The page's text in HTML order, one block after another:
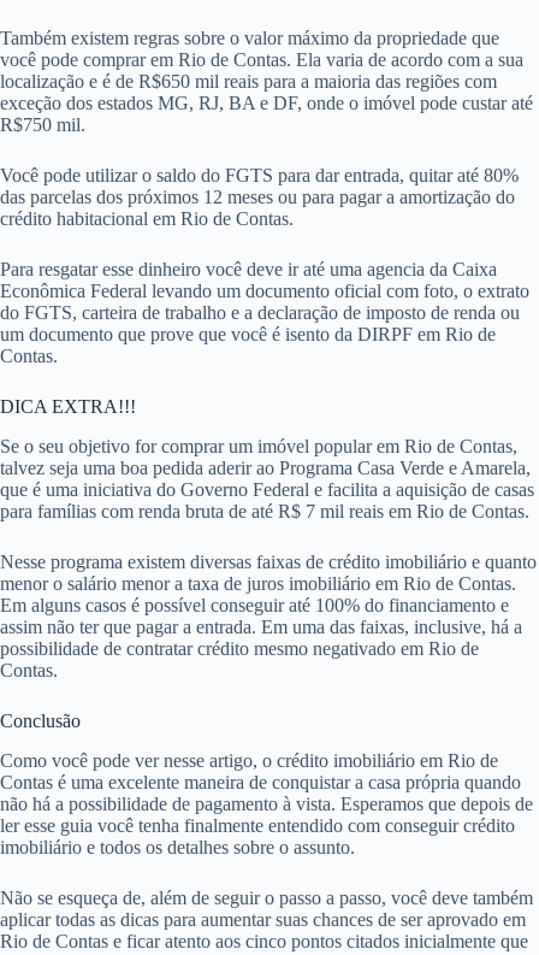
Também existem regras sobre o valor máximo da propriedade que
você pode comprar em Rio de Contas. Ela varia de acordo com a sua
localização e é de R$650 mil reais para a maioria das regiões com
exceção dos estados MG, RJ, BA e DF, onde o imóvel pode custar até
R$750 mil.
Você pode utilizar o saldo do FGTS para dar entrada, quitar até 80%
das parcelas dos próximos 12 meses ou para pagar a amortização do
crédito habitacional em Rio de Contas.
Para resgatar esse dinheiro você deve ir até uma agencia da Caixa
Econômica Federal levando um documento oficial com foto, o extrato
do FGTS, carteira de trabalho e a declaração de imposto de renda ou
um documento que prove que você é isento da DIRPF em Rio de
Contas.
DICA EXTRA!!!
Se o seu objetivo for comprar um imóvel popular em Rio de Contas,
talvez seja uma boa pedida aderir ao Programa Casa Verde e Amarela,
que é uma iniciativa do Governo Federal e facilita a aquisição de casas
para famílias com renda bruta de até R$ 7 mil reais em Rio de Contas.
Nesse programa existem diversas faixas de crédito imobiliário e quanto
menor o salário menor a taxa de juros imobiliário em Rio de Contas.
Em alguns casos é possível conseguir até 100% do financiamento e
assim não ter que pagar a entrada. Em uma das faixas, inclusive, há a
possibilidade de contratar crédito mesmo negativado em Rio de
Contas.
Conclusão
Como você pode ver nesse artigo, o crédito imobiliário em Rio de
Contas é uma excelente maneira de conquistar a casa própria quando
não há a possibilidade de pagamento à vista. Esperamos que depois de
ler esse guia você tenha finalmente entendido com conseguir crédito
imobiliário e todos os detalhes sobre o assunto.
Não se esqueça de, além de seguir o passo a passo, você deve também
aplicar todas as dicas para aumentar suas chances de ser aprovado em
Rio de Contas e ficar atento aos cinco pontos citados inicialmente que